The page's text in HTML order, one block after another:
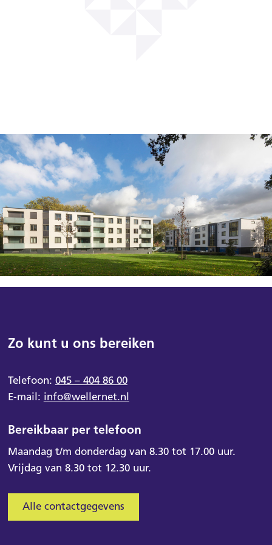
Zo kunt u ons bereiken
Telefoon: 045 – 404 86 00
E-mail: info@wellernet.nl
Bereikbaar per telefoon
Maandag t/m donderdag van 8.30 tot 17.00 uur.
Vrijdag van 8.30 tot 12.30 uur.
Alle contactgegevens